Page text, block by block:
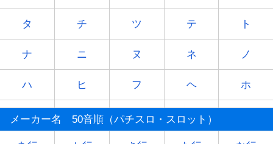
タ チ ツ テ ト
ナ ニ ヌ ネ ノ
ハ ヒ フ ヘ ホ
マ ミ ム メ
メーカー名 50音順（パチスロ・スロット）